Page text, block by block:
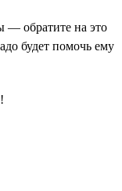
— обратите на это
будет помочь ему